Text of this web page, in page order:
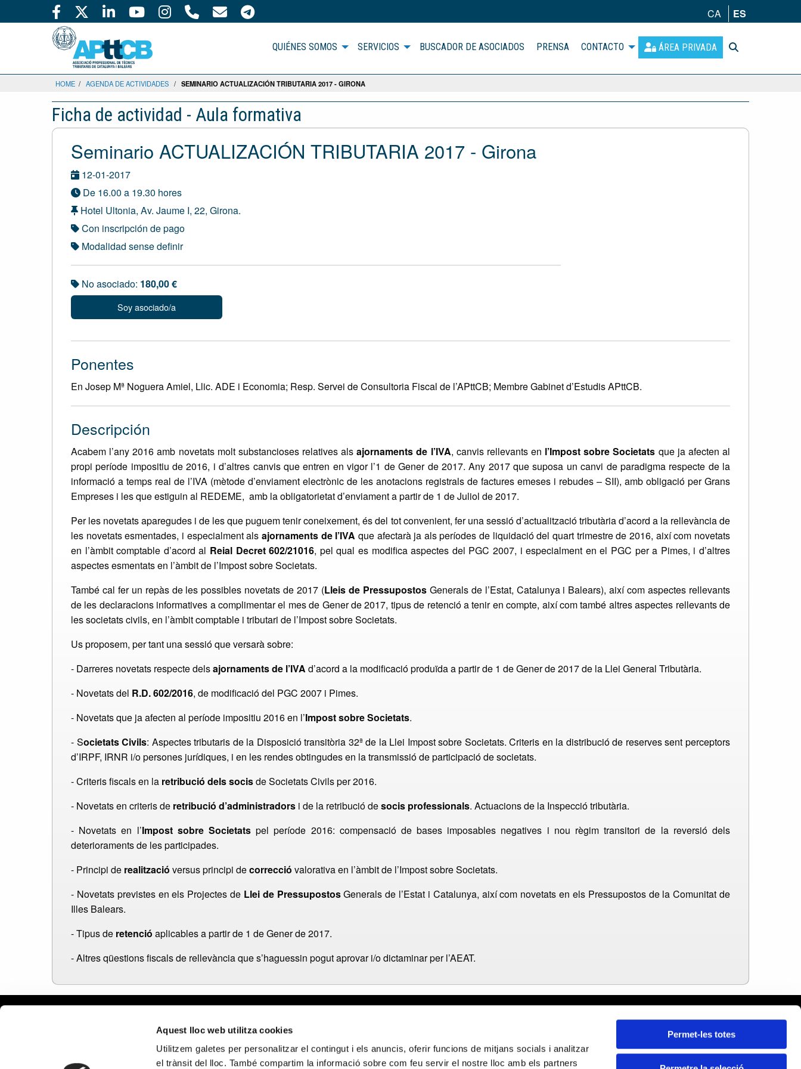
Aquest lloc web utilitza cookies
Utilitzem galetes per personalitzar el contingut i els anuncis, oferir funcions de mitjans socials i analitzar
el trànsit del lloc. També compartim la informació sobre com feu servir el nostre lloc amb els partners
Permet-les totes
CA ES
QUIÉNES SOMOS SERVICIOS BUSCADOR DE ASOCIADOS PRENSA CONTACTO ÁREA PRIVADA
HOME / AGENDA DE ACTIVIDADES / SEMINARIO ACTUALIZACIÓN TRIBUTARIA 2017 - GIRONA
Ficha de actividad - Aula formativa
Seminario ACTUALIZACIÓN TRIBUTARIA 2017 - Girona
12-01-2017
De 16.00 a 19.30 hores
Hotel Ultonia, Av. Jaume I, 22, Girona.
Con inscripción de pago
Modalidad sense definir
No asociado: 180,00 €
Soy asociado/a
Ponentes
En Josep Mª Noguera Amiel, Llic. ADE i Economia; Resp. Servei de Consultoria Fiscal de l’APttCB; Membre Gabinet d’Estudis APttCB.
Descripción
Acabem l’any 2016 amb novetats molt substancioses relatives alsajornaments de l’IVA, canvis rellevants en l’Impost sobre Societats que ja afecten al
propi període impositiu de 2016, i d’altres canvis que entren en vigor l’1 de Gener de 2017. Any 2017 que suposa un canvi de paradigma respecte de la
informació a temps real de l’IVA (mètode d’enviament electrònic de les anotacions registrals de factures emeses i rebudes – SII), amb obligació per Grans
Empreses i les que estiguin al REDEME, amb la obligatorietat d’enviament a partir de 1 de Juliol de 2017.
Per les novetats aparegudes i de les que puguem tenir coneixement, és del tot convenient, fer una sessió d’actualització tributària d’acord a la rellevància de
les novetats esmentades, i especialment als ajornaments de l’IVA que afectarà ja als períodes de liquidació del quart trimestre de 2016, així com novetats
en l’àmbit comptable d’acord al Reial Decret 602/21016, pel qual es modifica aspectes del PGC 2007, i especialment en el PGC per a Pimes, i d’altres
aspectes esmentats en l’àmbit de l’Impost sobre Societats.
També cal fer un repàs de les possibles novetats de 2017 (Lleis de PressupostosGenerals de l’Estat, Catalunya i Balears), així com aspectes rellevants
de les declaracions informatives a complimentar el mes de Gener de 2017, tipus de retenció a tenir en compte, així com també altres aspectes rellevants de
les societats civils, en l’àmbit comptable i tributari de l’Impost sobre Societats.
Us proposem, per tant una sessió que versarà sobre:
- Darreres novetats respecte delsajornaments de l’IVA d’acord a la modificació produïda a partir de 1 de Gener de 2017 de la Llei General Tributària.
- Novetats del R.D. 602/2016, de modificació del PGC 2007 i Pimes.
- Novetats que ja afecten al període impositiu 2016 en l’Impost sobre Societats.
- Societats Civils: Aspectes tributaris de la Disposició transitòria 32ª de la Llei Impost sobre Societats. Criteris en la distribució de reserves sent perceptors
d’IRPF, IRNR i/o persones jurídiques, i en les rendes obtingudes en la transmissió de participació de societats.
- Criteris fiscals en la retribució dels socisde Societats Civils per 2016.
- Novetats en criteris de retribució d’administradors i de la retribució desocis professionals. Actuacions de la Inspecció tributària.
- Novetats en l’Impost sobre Societatspel període 2016: compensació de bases imposables negatives i nou règim transitori de la reversió dels
deterioraments de les participades.
- Principi de realització versus principi decorrecció valorativa en l’àmbit de l’Impost sobre Societats.
- Novetats previstes en els Projectes de Llei de PressupostosGenerals de l’Estat i Catalunya, així com novetats en els Pressupostos de la Comunitat de
Illes Balears.
- Tipus de retenció aplicables a partir de 1 de Gener de 2017.
- Altres qüestions fiscals de rellevància que s’haguessin pogut aprovar i/o dictaminar per l’AEAT.
Política de privacidad
Política de cookies
Política de privacidad
Delegación Lleida
Delegación Girona